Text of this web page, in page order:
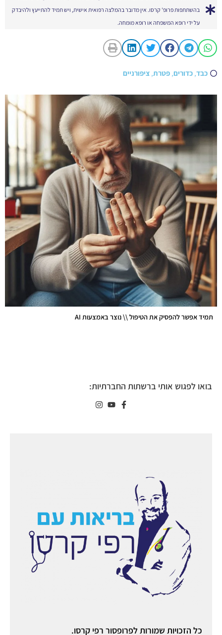
בהשתתפות פרופ' קרסו. אין מדובר בהמלצה רפואית אישית, ויש תמיד להתייעץ ולהיבדק
על ידי רופא המשפחה או רופא מומחה.
כבד, כדורים, פטרת, ציפורניים
תמיד אפשר להפסיק את הטיפול \\ נוצר באמצעות AI
כל הזכויות שמורות לפרופסור רפי קרסו.
בואו לפגוש אותי ברשתות החברתיות: